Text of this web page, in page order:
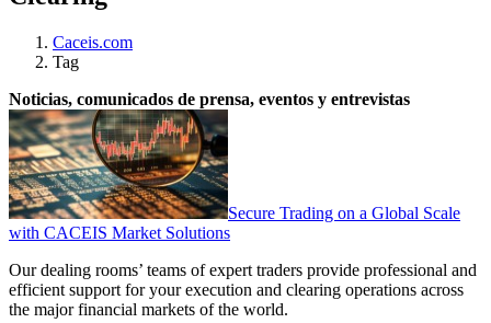
Caceis.com
Tag
Noticias, comunicados de prensa, eventos y entrevistas
Secure Trading on a Global Scale
with CACEIS Market Solutions
Our dealing rooms’ teams of expert traders provide professional and
efficient support for your execution and clearing operations across
the major financial markets of the world.